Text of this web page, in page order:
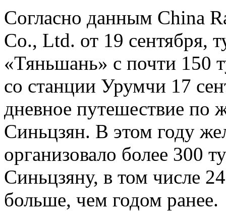
Согласно данным China
Co., Ltd. от 19 сентября,
«Тяньшань» с почти 150
со станции Урумчи 17
дневное путешествие по
Синьцзян. В этом году
организовало более 300
Синьцзяну, в том числе
больше, чем годом ранее.